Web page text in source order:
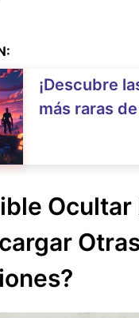
¡Descubre
más raras
Ocultar